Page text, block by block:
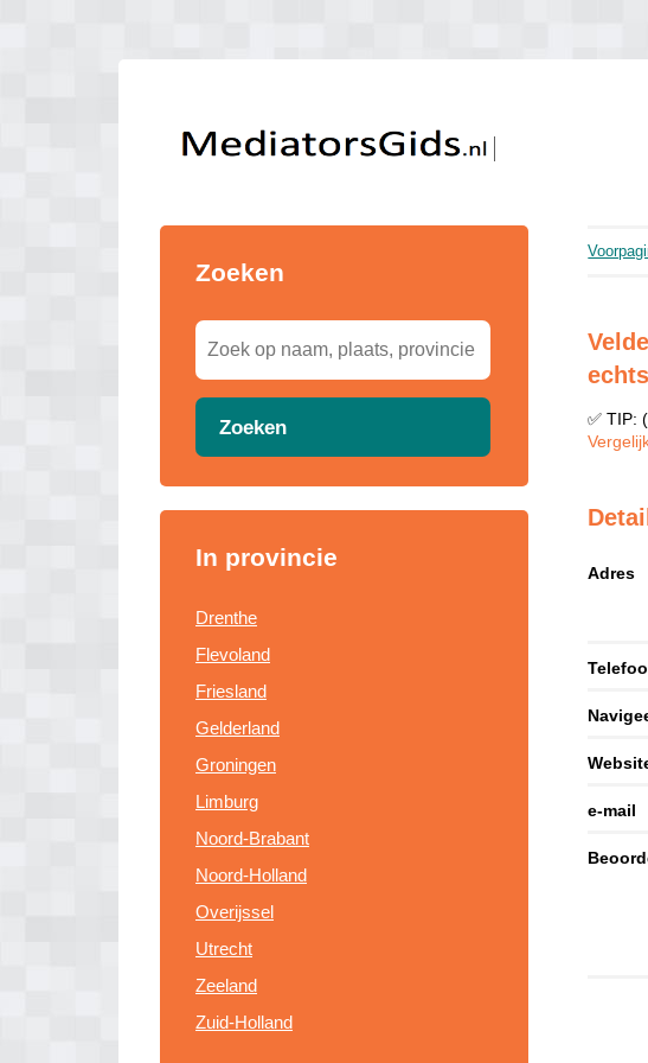
Zoeken
Zoeken
In provincie
Drenthe
Flevoland
Friesland
Gelderland
Groningen
Limburg
Noord-Brabant
Noord-Holland
Overijssel
Utrecht
Zeeland
Zuid-Holland
✅ TIP:
Adres
e-mail